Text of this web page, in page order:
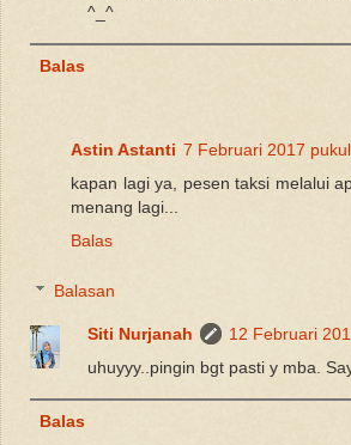
^_^
Balas
Astin Astanti 7 Februari 2017
kapan lagi ya, pesen taksi melalui
menang lagi...
Balas
Balasan
Siti Nurjanah
12 Februari
uhuyyy..pingin bgt pasti y mba.
Balas